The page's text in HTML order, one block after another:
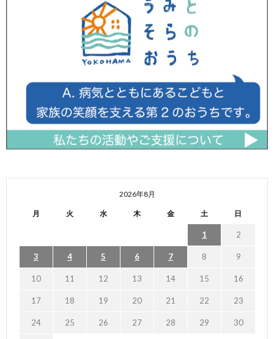
2026年8月
月 火 水 木 金 土 日
1 2
3 4 5 6 7 8 9
10 11 12 13 14 15 16
17 18 19 20 21 22 23
24 25 26 27 28 29 30